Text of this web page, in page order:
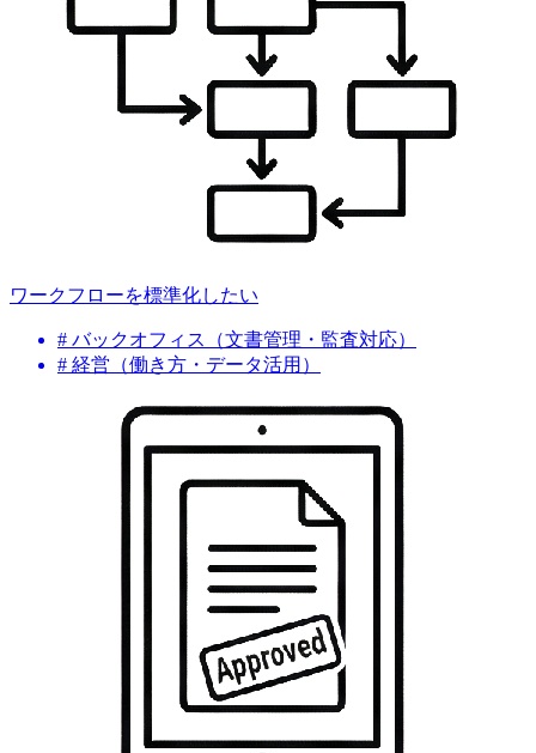
ワークフローを標準化したい
# バックオフィス（文書管理・監査対応）
# 経営（働き方・データ活用）